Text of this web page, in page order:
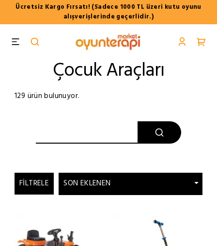
Ücretsiz Kargo Fırsatı! (Sadece 1000 TL üzeri kutu oyunu
alışverişlerinde geçerlidir.)
Çocuk Araçları
129 ürün bulunuyor.
FILTRELE